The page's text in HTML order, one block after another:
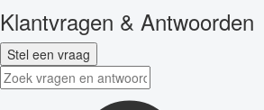
Klantvragen & Antwoorden
Stel een vraag